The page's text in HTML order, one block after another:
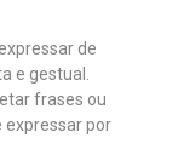
de
e gestual.
frases ou
expressar por